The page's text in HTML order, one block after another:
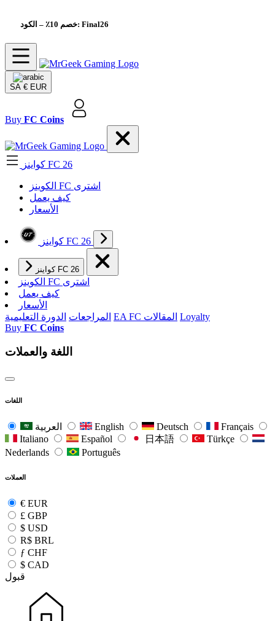
خصم 10٪– الكود: Final26
SA € EUR
Buy FC Coins
كواينز FC 26
الکوینز FC اشتری
كيف يعمل
الأسعار
كواينز FC 26
كواينز FC 26
الکوینز FC اشتری
كيف يعمل
الأسعار
المراجعات الدورة التعليمية EA FC المقالات Loyalty
Buy FC Coins
اللغة والعملات
اللغات
English Deutsch
Français
Italiano
Español 日本語
Türkçe
Nederlands
Português
العملات
€ EUR
£ GBP
$ USD
R$ BRL
ƒ CHF
$ CAD
قبول